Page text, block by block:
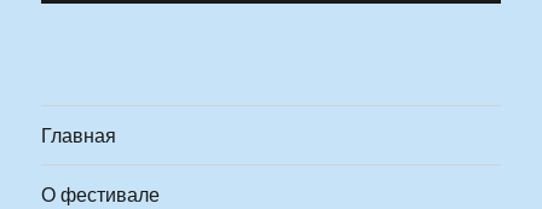
Главная
О фестивале